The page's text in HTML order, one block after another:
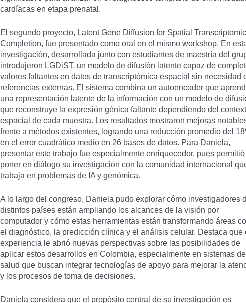
cardíacas en etapa prenatal.
El segundo proyecto, Latent Gene Diffusion for Spatial
Completion, fue presentado como oral en el mismo workshop. En
investigación, desarrollada junto con estudiantes de maestría del
introdujeron LGDiST, un modelo de difusión latente capaz de
valores faltantes en datos de transcriptómica espacial sin necesidad
referencias externas. El sistema combina un autoencoder que
una representación latente de la información con un modelo de
que reconstruye la expresión génica faltante dependiendo del
espacial de cada muestra. Los resultados mostraron mejoras
frente a métodos existentes, logrando una reducción promedio del
en el error cuadrático medio en 26 bases de datos. Para Daniela,
presentar este trabajo fue especialmente enriquecedor, pues permitió
poner en diálogo su investigación con la comunidad internacional
trabaja en problemas de IA y genómica.
A lo largo del congreso, Daniela pudo explorar cómo investigadores
distintos países están ampliando los alcances de la visión por
computador y cómo estas herramientas están transformando áreas
el diagnóstico, la predicción clínica y el análisis celular. Destaca que
experiencia le abrió nuevas perspectivas sobre las posibilidades de
aplicar estos desarrollos en Colombia, especialmente en sistemas de
salud que buscan integrar tecnologías de apoyo para mejorar la
y los procesos de toma de decisiones.
Daniela considera que el propósito central de su investigación es